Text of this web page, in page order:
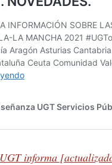
UGT informa